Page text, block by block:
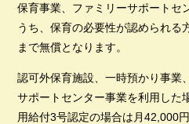
保育事業、ファミリーサポートセ
うち、保育の必要性が認められる
まで無償となります。
認可外保育施設、一時預かり事業
サポートセンター事業を利用した
用給付3号認定の場合は月42,000